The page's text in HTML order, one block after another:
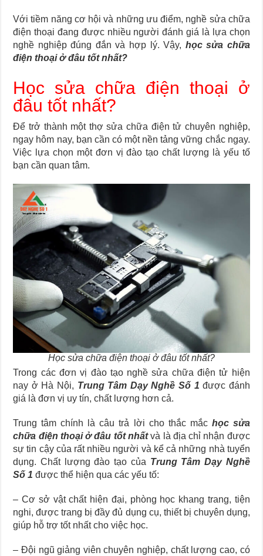
Với tiềm năng cơ hội và những ưu điểm, nghề sửa chữa
điện thoại đang được nhiều người đánh giá là lựa chọn
nghề nghiệp đúng đắn và hợp lý. Vậy, học sửa chữa
điện thoại ở đâu tốt nhất?
Học sửa chữa điện thoại ở
đâu tốt nhất?
Để trở thành một thợ sửa chữa điện tử chuyên nghiệp,
ngay hôm nay, bạn cần có một nền tảng vững chắc ngay.
Việc lựa chọn một đơn vị đào tạo chất lượng là yếu tố
bạn cần quan tâm.
Học sửa chữa điện thoại ở đâu tốt nhất?
Trong các đơn vị đào tạo nghề sửa chữa điện tử hiện
nay ở Hà Nội, Trung Tâm Dạy Nghề Số 1 được đánh
giá là đơn vị uy tín, chất lượng hơn cả.
Trung tâm chính là câu trả lời cho thắc mắchọc sửa
chữa điện thoại ở đâu tốt nhấtvà là địa chỉ nhận được
sự tin cậy của rất nhiều người và kể cả những nhà tuyển
dụng. Chất lượng đào tạo của Trung Tâm Dạy Nghề
Số 1 được thể hiện qua các yếu tố:
– Cơ sở vật chất hiện đại, phòng học khang trang, tiện
nghi, được trang bị đầy đủ dụng cụ, thiết bị chuyên dụng,
giúp hỗ trợ tốt nhất cho việc học.
– Đội ngũ giảng viên chuyên nghiệp, chất lượng cao, có